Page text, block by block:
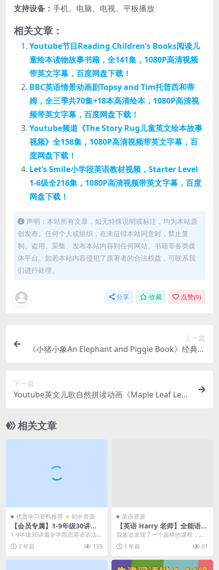
支持设备： 手机、电脑、电视、平板播放
相关文章：
Youtube节目Reading Children’s Books阅读儿
童绘本读物故事书籍，全141集，1080P高清视频
带英文字幕，百度网盘下载！
BBC英语情景动画剧Topsy and Tim托普西和蒂
姆，全三季共70集+18本高清绘本，1080P高清视
频带英文字幕，百度网盘下载！
Youtube频道《The Story Rug儿童英文绘本故事
视频》全158集，1080P高清视频带英文字幕，百
度网盘下载！
Let’s Smile小学段英语教材视频，Starter Level
1-6级全216集，1080P高清视频带英文字幕，百度
网盘下载！
声明：本站所有文章，如无特殊说明或标注，均为本站原
创发布。任何个人或组织，在未征得本站同意时，禁止复
制、盗用、采集、发布本站内容到任何网站、书籍等各类媒
体平台。如若本站内容侵犯了原著者的合法权益，可联系我
们进行处理。
分享 收藏 点赞(0)
上一篇
《小猪小象An Elephant and Piggie Book》经典情
下一篇
Youtube英文儿歌自然拼读动画《Maple Leaf Lear
度网盘下载！
相关文章
优质学习资料推荐 初中资源
【会员专属】1-9年级30讲最
全学而思英语语法教学视频来
点，百度网盘下载
1-9年级30讲最全学而思英语语法教
学视频来了！覆盖所有中小学语法
知识点，生动有...
2 年前 139
英语资源
【英语 Harry 老师】全能语法
三合一，英语学习者必备课
我最近发现了一个超棒的课程，就
是【英语 Harry 老师】全能语法三
合一呀！这里...
1 年前 61